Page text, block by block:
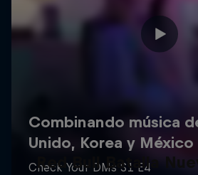
Red Bull Batalla